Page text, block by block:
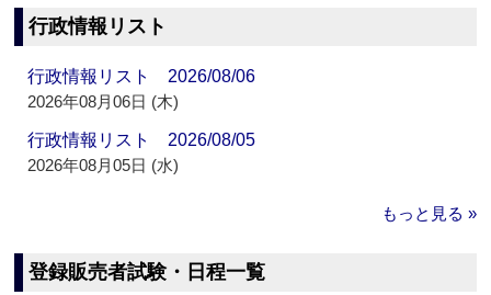
行政情報リスト
行政情報リスト 2026/08/06
2026年08月06日 (木)
行政情報リスト 2026/08/05
2026年08月05日 (水)
もっと見る »
登録販売者試験・日程一覧